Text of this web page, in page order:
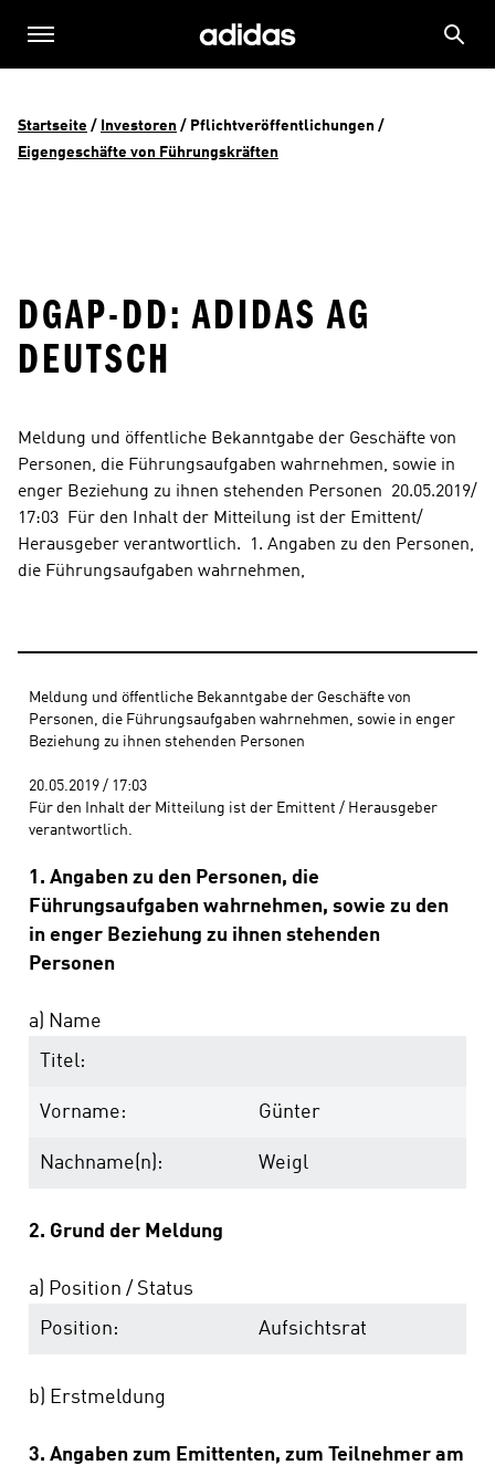
Startseite / Investoren / Pflichtveröffentlichungen
Eigengeschäfte von Führungskräften
DGAP-DD: ADIDAS AG
DEUTSCH
Meldung und öffentliche Bekanntgabe der Geschäfte von
Personen, die Führungsaufgaben wahrnehmen, sowie in
enger Beziehung zu ihnen stehenden Personen  20.05.2019/
17:03  Für den Inhalt der Mitteilung ist der Emittent/
Herausgeber verantwortlich.  1. Angaben zu den Personen,
die Führungsaufgaben wahrnehmen,
Meldung und öffentliche Bekanntgabe der Geschäfte von
Personen, die Führungsaufgaben wahrnehmen, sowie in enger
Beziehung zu ihnen stehenden Personen
20.05.2019 / 17:03
Für den Inhalt der Mitteilung ist der Emittent / Herausgeber
verantwortlich.
1. Angaben zu den Personen, die
Führungsaufgaben wahrnehmen, sowie zu den
in enger Beziehung zu ihnen stehenden
Personen
a) Name
Titel:
Vorname: Günter
Nachname(n): Weigl
2. Grund der Meldung
a) Position / Status
Position:
Aufsichtsrat
b) Erstmeldung
3. Angaben zum Emittenten, zum Teilnehmer am